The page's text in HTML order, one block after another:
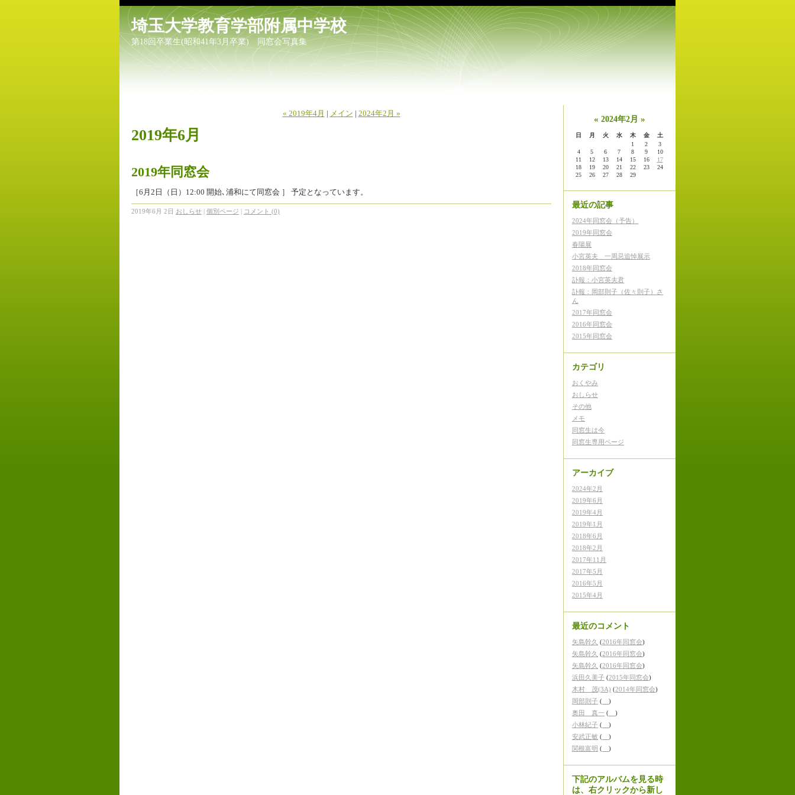
埼玉大学教育学部附属中学校
第18回卒業生(昭和41年3月卒業) 同窓会写真集
« 2019年4月 | メイン | 2024年2月 »
2019年6月
2019年同窓会
［6月2日（日）12:00 開始､浦和にて同窓会 ］ 予定となっています。
2019年6月 2日 おしらせ | 個別ページ | コメント (0)
« 2024年2月 »
日 月 火 水 木 金
土
1
2
3
4
5 6 7 8 9
10
11
12 13 14 15 16
17
18
19 20 21 22 23
24
25
26 27 28 29
最近の記事
2024年同窓会（予告）
2019年同窓会
春陽展
小宮英夫 一周忌追悼展示
2018年同窓会
訃報：小宮英夫君
訃報：岡部則子（佐々則子）さ
ん
2017年同窓会
2016年同窓会
2015年同窓会
カテゴリ
おくやみ
おしらせ
その他
メモ
同窓生は今
同窓生専用ページ
アーカイブ
2024年2月
2019年6月
2019年4月
2019年1月
2018年6月
2018年2月
2017年11月
2017年5月
2016年5月
2015年4月
最近のコメント
矢島幹久 (2016年同窓会)
矢島幹久 (2016年同窓会)
矢島幹久 (2016年同窓会)
浜田久美子 (2015年同窓会)
木村 茂(3A) (2014年同窓会)
岡部則子 (
)
奥田 真一 (
)
小林紀子 (
)
安武正敏 (
)
関根富明 ( )
下記のアルバムを見る時
は、右クリックから新し